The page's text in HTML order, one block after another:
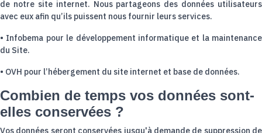
de notre site internet. Nous partageons des données utilisateurs
avec eux afin qu’ils puissent nous fournir leurs services.
• Infobema pour le développement informatique et la maintenance
du Site.
• OVH pour l’hébergement du site internet et base de données.
Combien de temps vos données sont-
elles conservées ?
Vos données seront conservées jusqu'à demande de suppression de